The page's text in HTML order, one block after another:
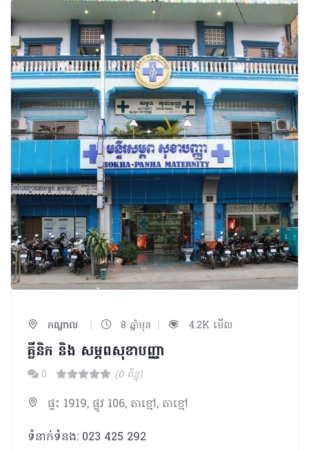
កណ្ដាល | 8 ឆ្នាំមុន | 4.2K មើល
គ្លីនិក និង សម្ភពសុខាបញ្ញា
0 (0 ពិន្ទុ)
ផ្ទះ 1919, ផ្លូវ 106, តាខ្មៅ, តាខ្មៅ
ទំនាក់ទំនង: 023 425 292